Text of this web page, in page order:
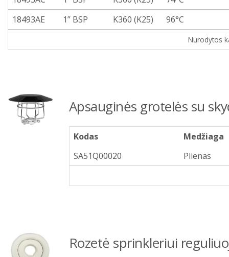
18493AE
1” BSP K360 (K25) 96°C
Nurodytos
Apsauginės grotelės su
Kodas
Medžiaga
SA51Q00020
Plienas
Rozetė sprinkleriui